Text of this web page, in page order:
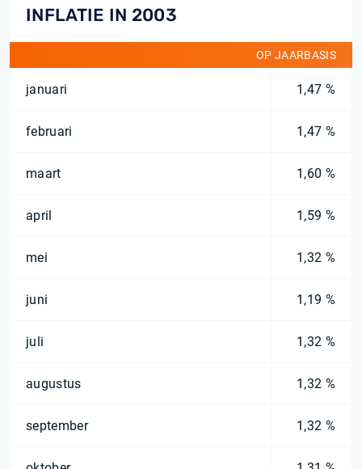
INFLATIE IN 2003
OP JAARBASIS
januari 1,47 %
februari 1,47 %
maart 1,60 %
april 1,59 %
mei 1,32 %
juni 1,19 %
juli 1,32 %
augustus 1,32 %
september 1,32 %